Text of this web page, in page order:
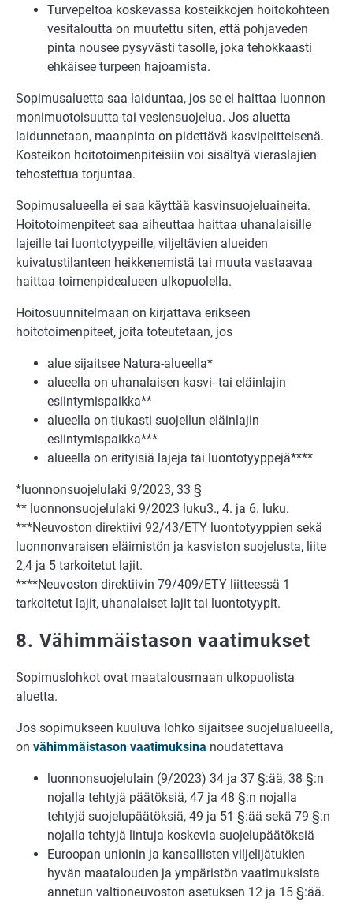
Turvepeltoa koskevassa kosteikkojen hoitokohteen
vesitaloutta on muutettu siten, että pohjaveden
pinta nousee pysyvästi tasolle, joka tehokkaasti
ehkäisee turpeen hajoamista.
Sopimusaluetta saa laiduntaa, jos se ei haittaa luonnon
monimuotoisuutta tai vesiensuojelua. Jos aluetta
laidunnetaan, maanpinta on pidettävä kasvipeitteisenä.
Kosteikon hoitotoimenpiteisiin voi sisältyä vieraslajien
tehostettua torjuntaa.
Sopimusalueella ei saa käyttää kasvinsuojeluaineita.
Hoitotoimenpiteet saa aiheuttaa haittaa uhanalaisille
lajeille tai luontotyypeille, viljeltävien alueiden
kuivatustilanteen heikkenemistä tai muuta vastaavaa
haittaa toimenpidealueen ulkopuolella.
Hoitosuunnitelmaan on kirjattava erikseen
hoitotoimenpiteet, joita toteutetaan, jos
alue sijaitsee Natura-alueella*
alueella on uhanalaisen kasvi- tai eläinlajin
esiintymispaikka**
alueella on tiukasti suojellun eläinlajin
esiintymispaikka***
alueella on erityisiä lajeja tai luontotyyppejä****
*luonnonsuojelulaki 9/2023, 33 §
** luonnonsuojelulaki 9/2023 luku3., 4. ja 6. luku.
***Neuvoston direktiivi 92/43/ETY luontotyyppien sekä
luonnonvaraisen eläimistön ja kasviston suojelusta, liite
2,4 ja 5 tarkoitetut lajit.
****Neuvoston direktiivin 79/409/ETY liitteessä 1
tarkoitetut lajit, uhanalaiset lajit tai luontotyypit.
8. Vähimmäistason vaatimukset
Sopimuslohkot ovat maatalousmaan ulkopuolista
aluetta.
Jos sopimukseen kuuluva lohko sijaitsee suojelualueella,
on vähimmäistason vaatimuksina noudatettava
luonnonsuojelulain (9/2023) 34 ja 37 §:ää, 38 §:n
nojalla tehtyjä päätöksiä, 47 ja 48 §:n nojalla
tehtyjä suojelupäätöksiä, 49 ja 51 §:ää sekä 79 §:n
nojalla tehtyjä lintuja koskevia suojelupäätöksiä
Euroopan unionin ja kansallisten viljelijätukien
hyvän maatalouden ja ympäristön vaatimuksista
annetun valtioneuvoston asetuksen 12 ja 15 §:ää.